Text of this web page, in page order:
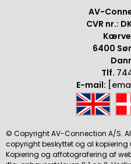
AV-
CVR nr.:
6400
Tlf.
E-mail:
© Copyright AV-Connection A/S.
copyright beskyttet og al
Kopiering og affotografering af